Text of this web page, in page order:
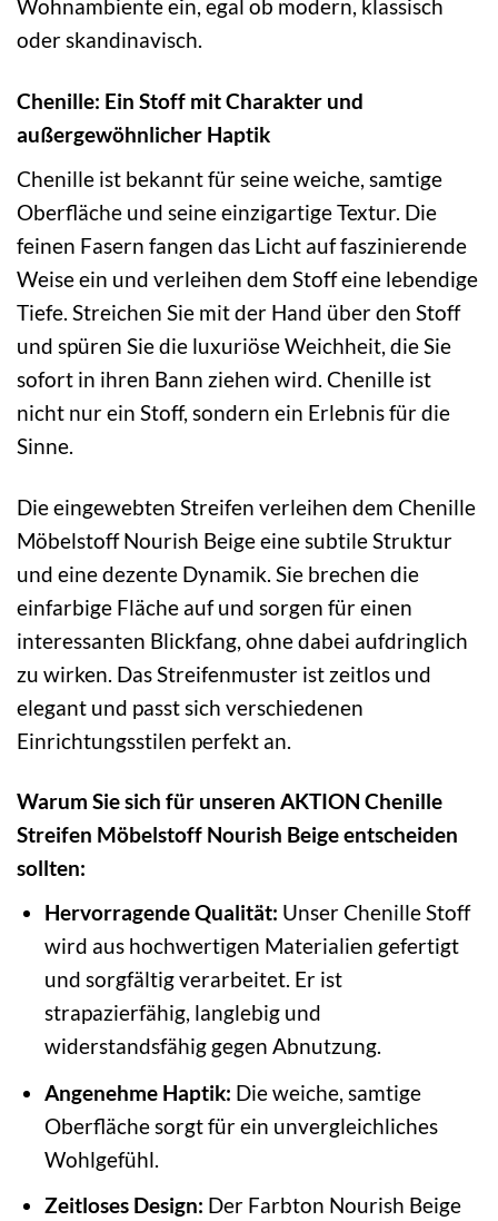
Wohnambiente ein, egal ob modern, klassisch
oder skandinavisch.
Chenille: Ein Stoff mit Charakter und
außergewöhnlicher Haptik
Chenille ist bekannt für seine weiche, samtige
Oberfläche und seine einzigartige Textur. Die
feinen Fasern fangen das Licht auf faszinierende
Weise ein und verleihen dem Stoff eine lebendige
Tiefe. Streichen Sie mit der Hand über den Stoff
und spüren Sie die luxuriöse Weichheit, die Sie
sofort in ihren Bann ziehen wird. Chenille ist
nicht nur ein Stoff, sondern ein Erlebnis für die
Sinne.
Die eingewebten Streifen verleihen dem Chenille
Möbelstoff Nourish Beige eine subtile Struktur
und eine dezente Dynamik. Sie brechen die
einfarbige Fläche auf und sorgen für einen
interessanten Blickfang, ohne dabei aufdringlich
zu wirken. Das Streifenmuster ist zeitlos und
elegant und passt sich verschiedenen
Einrichtungsstilen perfekt an.
Warum Sie sich für unseren AKTION Chenille
Streifen Möbelstoff Nourish Beige entscheiden
sollten:
Hervorragende Qualität: Unser Chenille Stoff
wird aus hochwertigen Materialien gefertigt
und sorgfältig verarbeitet. Er ist
strapazierfähig, langlebig und
widerstandsfähig gegen Abnutzung.
Angenehme Haptik: Die weiche, samtige
Oberfläche sorgt für ein unvergleichliches
Wohlgefühl.
Zeitloses Design: Der Farbton Nourish Beige